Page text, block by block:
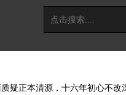
疑正本清源，十六年初心不改